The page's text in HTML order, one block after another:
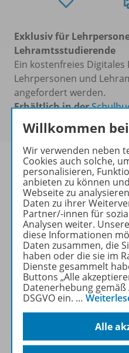
Exklusiv für
Lehramtsstudierende
Ein kostenfreies
Lehrpersonen und
angefordert werden.
Erhältlich in der
zumPreis von 10,40 €
Beschreibung
Zugehörige
Willkommen
Wir verwenden neben
Cookies auch solche,
personalisieren,
anbieten zu können
Webseite zu
Daten zu ihrer
Partner/-innen für
Analysen weiter.
diese Informationen
Daten zusammen, die
haben oder die sie im
Dienste gesammelt
Buttons „Alle
Datenerhebung gemäß
DSGVO ein. …
Alle